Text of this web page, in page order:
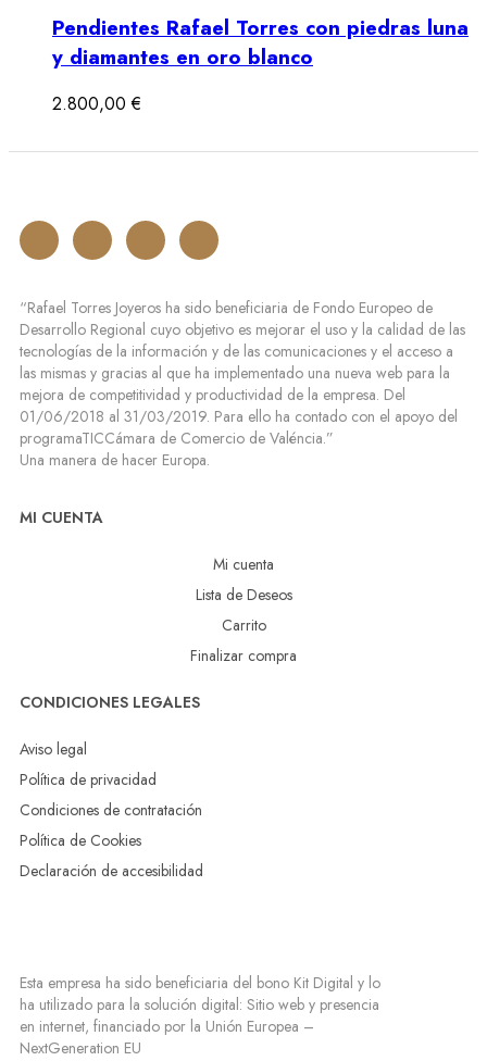
Pendientes Rafael Torres con piedras luna
y diamantes en oro blanco
2.800,00€
“Rafael Torres Joyeros ha sido beneficiaria de Fondo Europeo de
Desarrollo Regional cuyo objetivo es mejorar el uso y la calidad de las
tecnologías de la información y de las comunicaciones y el acceso a
las mismas y gracias al que ha implementado una nueva web para la
mejora de competitividad y productividad de la empresa. Del
01/06/2018 al 31/03/2019. Para ello ha contado con el apoyo del
programaTICCámara de Comercio de Valéncia.”
Una manera de hacer Europa.
MI CUENTA
Mi cuenta
Lista de Deseos
Carrito
Finalizar compra
CONDICIONES LEGALES
Aviso legal
Política de privacidad
Condiciones de contratación
Política de Cookies
Declaración de accesibilidad
Esta empresa ha sido beneficiaria del bono Kit Digital y lo
ha utilizado para la solución digital: Sitio web y presencia
en internet, financiado por la Unión Europea –
NextGeneration EU